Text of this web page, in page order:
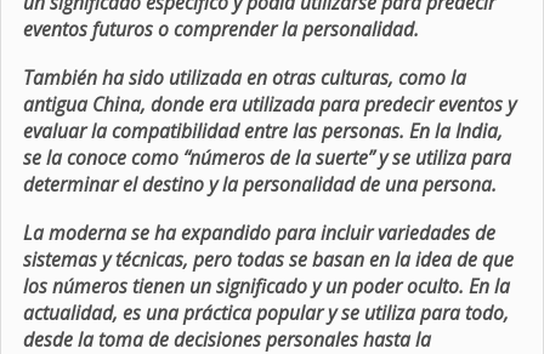
eventos futuros o comprender la personalidad.
También ha sido utilizada en otras culturas, como la
antigua China, donde era utilizada para predecir eventos y
evaluar la compatibilidad entre las personas. En la India,
se la conoce como “números de la suerte” y se utiliza para
determinar el destino y la personalidad de una persona.
La moderna se ha expandido para incluir variedades de
sistemas y técnicas, pero todas se basan en la idea de que
los números tienen un significado y un poder oculto. En la
actualidad, es una práctica popular y se utiliza para todo,
desde la toma de decisiones personales hasta la